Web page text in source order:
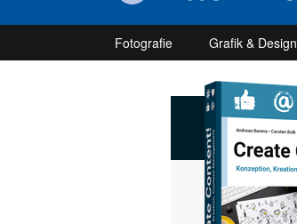
Fotografie Grafik & Design